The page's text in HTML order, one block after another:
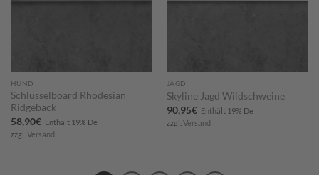
HUND
Schlüsselboard Rhodesian
Ridgeback
58,90€ Enthält 19% De
zzgl. Versand
JAGD
Skyline Jagd Wildschweine
90,95€ Enthält 19% De
zzgl. Versand